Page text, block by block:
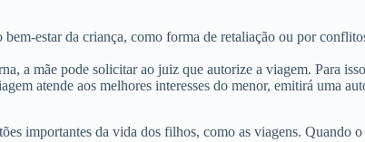
estar da criança, como forma de retaliação ou por
, a mãe pode solicitar ao juiz que autorize a viagem. Para
atende aos melhores interesses do menor, emitirá uma
importantes da vida dos filhos, como as viagens. Quando